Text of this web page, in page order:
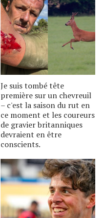
Je suis tombé tête
première sur un chevreuil
– c'est la saison du rut en
ce moment et les coureurs
de gravier britanniques
devraient en être
conscients.